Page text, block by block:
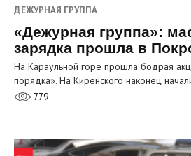
ДЕЖУРНАЯ ГРУППА
«Дежурная группа»:
зарядка прошла в
На Караульной горе прошла бодрая
порядка». На Киренского наконец
779